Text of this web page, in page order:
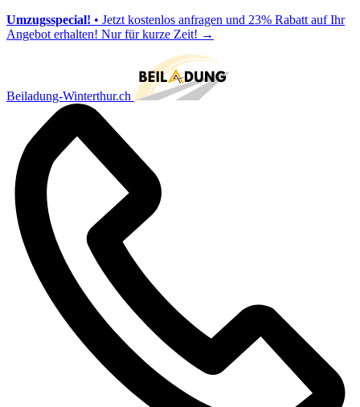
Umzugsspecial! • Jetzt kostenlos anfragen und 23% Rabatt auf Ihr
Angebot erhalten! Nur für kurze Zeit! →
Beiladung-Winterthur.ch